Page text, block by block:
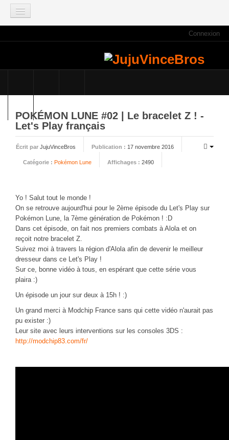
Connexion
E3 2021
Faisons le point
Accès aux Quiz
Les videos des JujuVinceBros
CINÉ
Critiques films
Courts Métrages
30 minutes sur...
Parties en ligne
Funtage
POKÉMON LUNE #02 | Le bracelet Z ! -
Let's Play français
Écrit par JujuVinceBros Publication : 17 novembre 2016
Catégorie : Pokémon Lune Affichages : 2490
Yo ! Salut tout le monde !
On se retrouve aujourd'hui pour le 2ème épisode du Let's Play sur
Pokémon Lune, la 7ème génération de Pokémon ! :D
Dans cet épisode, on fait nos premiers combats à Alola et on
reçoit notre bracelet Z.
Suivez moi à travers la région d'Alola afin de devenir le meilleur
dresseur dans ce Let's Play !
Sur ce, bonne vidéo à tous, en espérant que cette série vous
plaira :)
Un épisode un jour sur deux à 15h ! :)
Un grand merci à Modchip France sans qui cette vidéo n'aurait pas
pu exister :)
Leur site avec leurs interventions sur les consoles 3DS :
http://modchip83.com/fr/